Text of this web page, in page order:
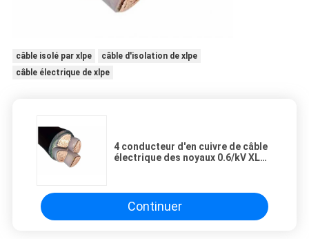
câble isolé par xlpe
câble d'isolation de xlpe
câble électrique de xlpe
4 conducteur d'en cuivre de câble
électrique des noyaux 0.6/kV XLPE
Continuer